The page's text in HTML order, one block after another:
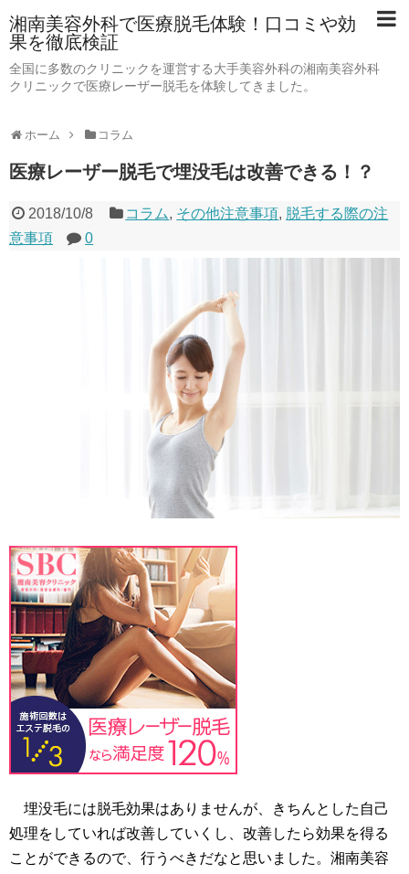
湘南美容外科で医療脱毛体験！口コミや効
果を徹底検証
全国に多数のクリニックを運営する大手美容外科の湘南美容外科
クリニックで医療レーザー脱毛を体験してきました。
ホーム コラム
医療レーザー脱毛で埋没毛は改善できる！？
2018/10/8 コラム, その他注意事項, 脱毛する際の注
意事項
0
埋没毛には脱毛効果はありませんが、きちんとした自己
処理をしていれば改善していくし、改善したら効果を得る
ことができるので、行うべきだなと思いました。湘南美容